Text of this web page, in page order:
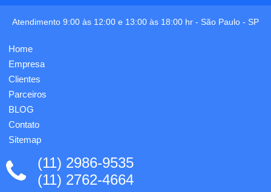
em 1
Trata-se
Atendimento 9:00 às 12:00 e 13:00 às 18:00 hr - São Paulo - SP
Home
Empresa
Clientes
Parceiros
BLOG
Contato
Sitemap
(11) 2986-9535
(11) 2762-4664